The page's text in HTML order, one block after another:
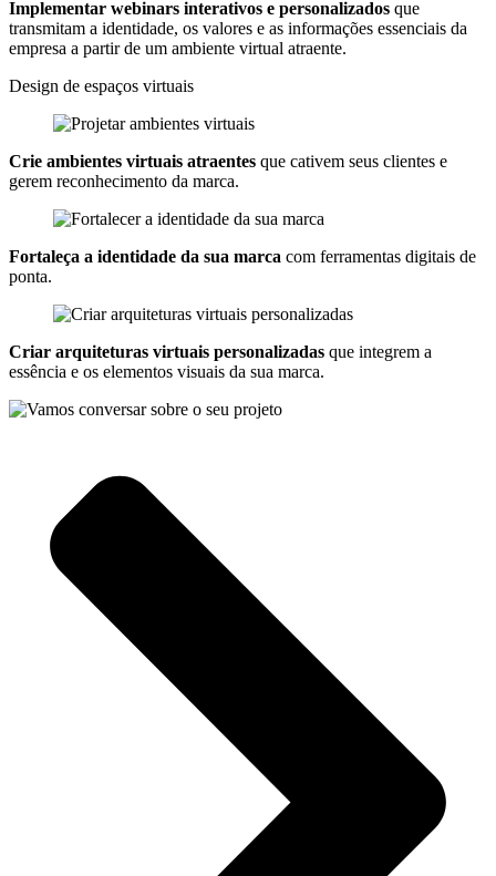
Implementar webinars interativos e personalizados que
transmitam a identidade, os valores e as informações essenciais da
empresa a partir de um ambiente virtual atraente.
Design de espaços virtuais
Crie ambientes virtuais atraentes que cativem seus clientes e
gerem reconhecimento da marca.
Fortaleça a identidade da sua marca com ferramentas digitais de
ponta.
Criar arquiteturas virtuais personalizadas que integrem a
essência e os elementos visuais da sua marca.